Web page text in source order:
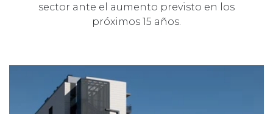
sector ante el aumento previsto en los
próximos 15 años.